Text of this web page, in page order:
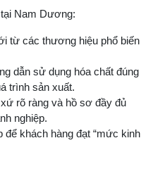
Nam Dương:
từ các thương hiệu phổ biến
dẫn sử dụng hóa chất đúng
trình sản xuất.
rõ ràng và hồ sơ đầy đủ
nghiệp.
khách hàng đạt “mức kinh